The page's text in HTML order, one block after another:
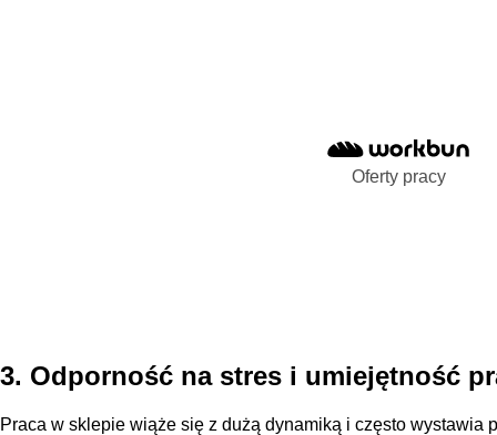
Oferty pracy
3. Odporność na stres i umiejętność
Praca w sklepie wiąże się z dużą dynamiką i często wystawia